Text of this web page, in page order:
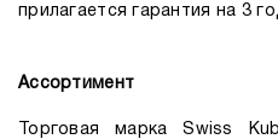
прилагается гарантия на 3
Ассортимент
Торговая марка Swiss